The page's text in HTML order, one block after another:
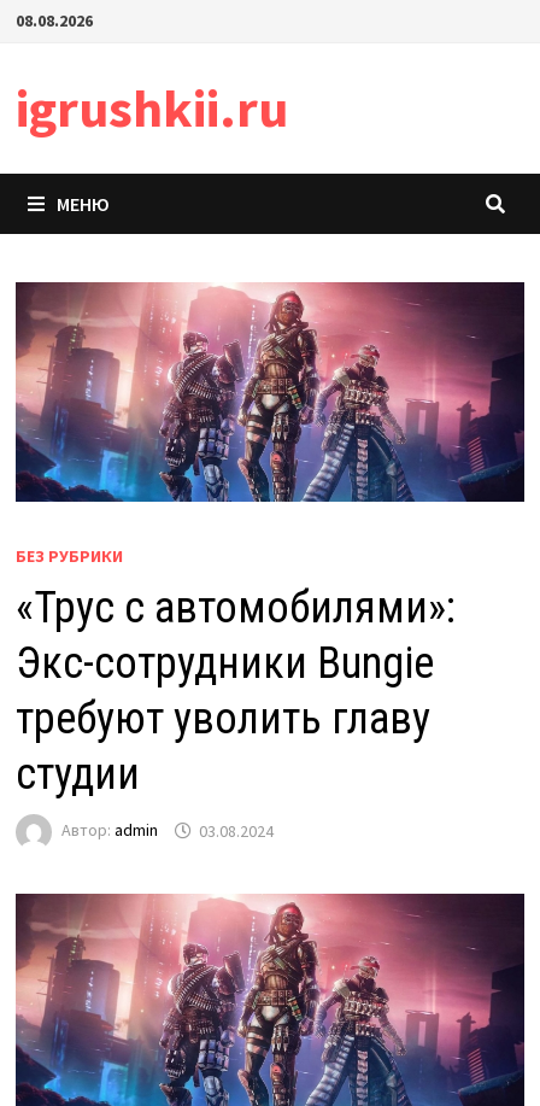
Перейти
08.08.2026
igrushkii.ru
МЕНЮ
БЕЗ РУБРИКИ
«Трус с автомобилями»:
Экс-сотрудники Bungie
требуют уволить главу
студии
Автор: admin 03.08.2024